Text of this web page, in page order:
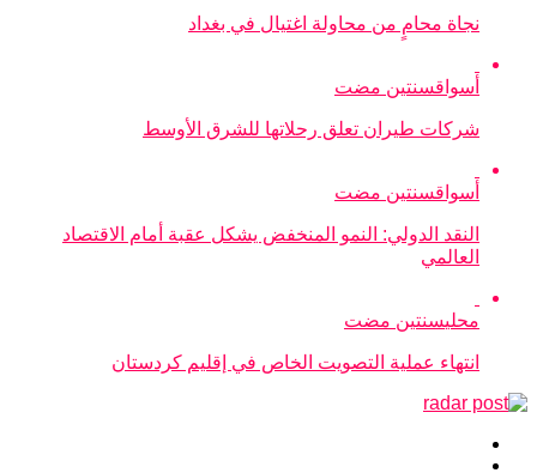
نجاة محامٍ من محاولة اغتيال في بغداد
أسواقسنتين مضت
شركات طيران تعلق رحلاتها للشرق الأوسط
أسواقسنتين مضت
النقد الدولي: النمو المنخفض يشكل عقبة أمام الاقتصاد
العالمي
محليسنتين مضت
انتهاء عملية التصويت الخاص في إقليم كردستان